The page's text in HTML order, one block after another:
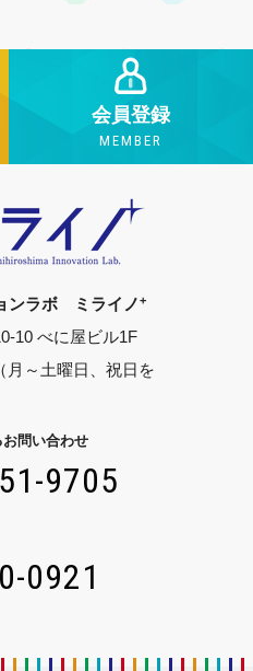
会員登録
MEMBER
ンラボ ミライノ+
10 べに屋ビル1F
（月～土曜日、祝日を
問い合わせ
9705
0921